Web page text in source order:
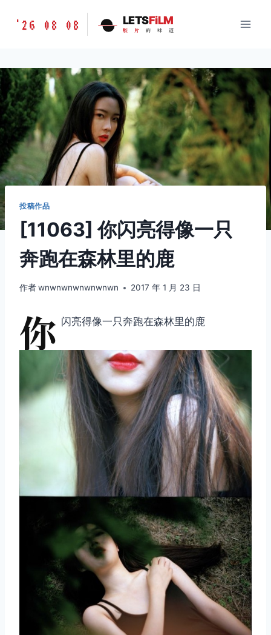
胶
味
道
LETSFILM
'26 08 08 LETSFiLM
胶 片 的 味 道
投稿作品
[11063] 你闪亮得像一只
奔跑在森林里的鹿
作者wnwnwnwnwnwnwn 2017 年 1 月 23 日
你 闪亮得像一只奔跑在森林里的鹿